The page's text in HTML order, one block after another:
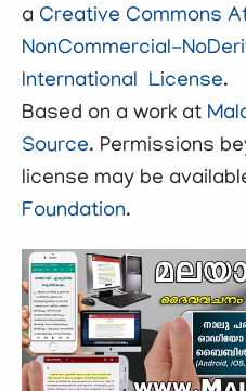
a Creative Commons
NonCommercial-
International License.
Based on a work at
Source. Permissions
license may be
Foundation.